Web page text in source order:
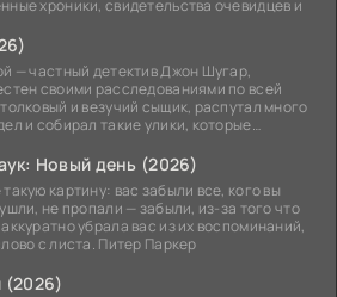
хроники, свидетельства очевидцев и
— частный детектив Джон Шугар,
своими расследованиями по всей
и везучий сыщик, распутал много
и собирал такие улики, которые
Новый день (2026)
картину: вас забыли все, кого вы
не пропали — забыли, из-за того что
убрала вас из их воспоминаний,
с листа. Питер Паркер
(2026)